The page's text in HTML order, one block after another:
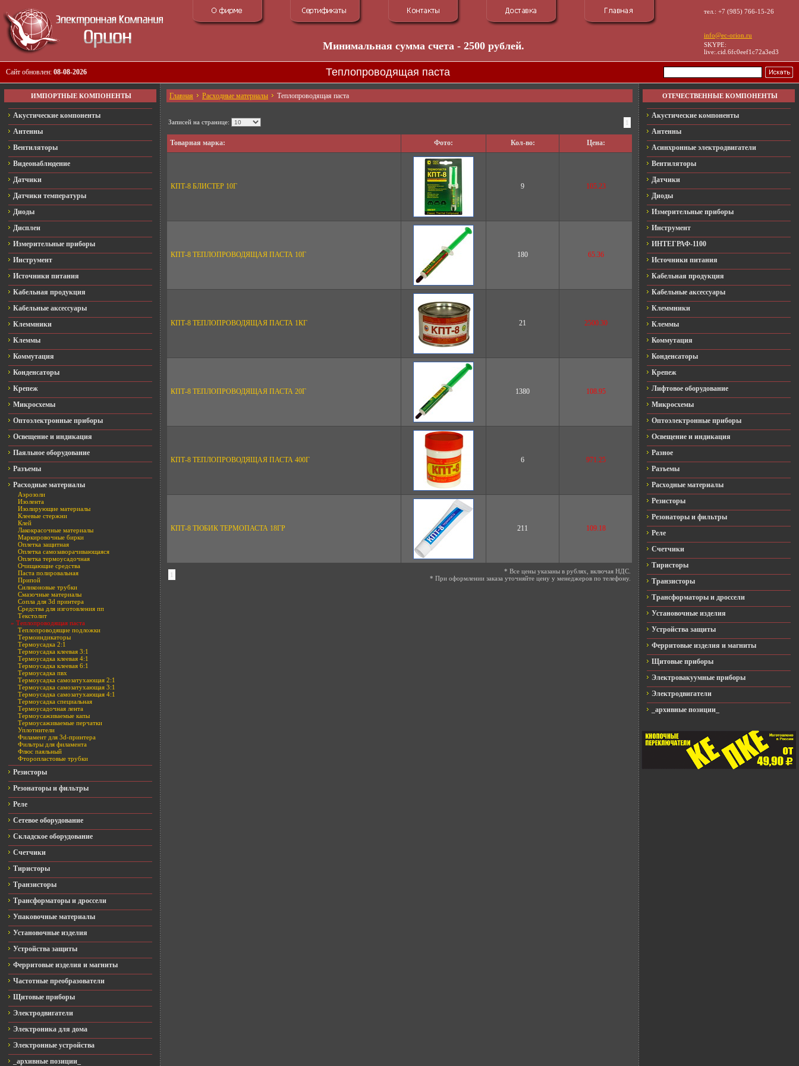
Минимальная сумма счета - 2500 рублей.
тел.: +7 (985) 766-15-26
info@ec-orion.ru
SKYPE:
live:.cid.6fc0eef1c72a3ed3
Сайт обновлен: 08-08-2026 Теплопроводящая паста
ИМПОРТНЫЕ КОМПОНЕНТЫ
Акустические компоненты
Антенны
Вентиляторы
Видеонаблюдение
Датчики
Датчики температуры
Диоды
Дисплеи
Измерительные приборы
Инструмент
Источники питания
Кабельная продукция
Кабельные аксессуары
Клеммники
Клеммы
Коммутация
Конденсаторы
Крепеж
Микросхемы
Оптоэлектронные приборы
Освещение и индикация
Паяльное оборудование
Разъемы
Расходные материалы
Аэрозоли
Изолента
Изолирующие материалы
Клеевые стержни
Клей
Лакокрасочные материалы
Маркировочные бирки
Оплетка защитная
Оплетка самозаворачивающаяся
Оплетка термоусадочная
Очищающие средства
Паста полировальная
Припой
Силиконовые трубки
Смазочные материалы
Сопла для 3d принтера
Средства для изготовления пп
Текстолит
» Теплопроводящая паста
Теплопроводящие подложки
Термоиндикаторы
Термоусадка 2:1
Термоусадка клеевая 3:1
Термоусадка клеевая 4:1
Термоусадка клеевая 6:1
Термоусадка пвх
Термоусадка самозатухающая 2:1
Термоусадка самозатухающая 3:1
Термоусадка самозатухающая 4:1
Термоусадка специальная
Термоусадочная лента
Термоусаживаемые капы
Термоусаживаемые перчатки
Уплотнители
Филамент для 3d-принтера
Фильтры для филамента
Флюс паяльный
Фторопластовые трубки
Резисторы
Резонаторы и фильтры
Реле
Сетевое оборудование
Складское оборудование
Счетчики
Тиристоры
Транзисторы
Трансформаторы и дроссели
Упаковочные материалы
Установочные изделия
Устройства защиты
Ферритовые изделия и магниты
Частотные преобразователи
Щитовые приборы
Электродвигатели
Электроника для дома
Электронные устройства
_архивные позиции_
Главная Расходные материалы Теплопроводящая паста
Записей на странице: 1
Товарная марка: Фото: Кол-во: Цена:
КПТ-8 БЛИСТЕР 10Г 9 105.23
КПТ-8 ТЕПЛОПРОВОДЯЩАЯ ПАСТА 10Г 180 65.36
КПТ-8 ТЕПЛОПРОВОДЯЩАЯ ПАСТА 1КГ 21 2500.30
КПТ-8 ТЕПЛОПРОВОДЯЩАЯ ПАСТА 20Г 1380 108.95
КПТ-8 ТЕПЛОПРОВОДЯЩАЯ ПАСТА 400Г 6 971.25
КПТ-8 ТЮБИК ТЕРМОПАСТА 18ГР 211 109.18
1
* Все цены указаны в рублях, включая НДС.
* При оформлении заказа уточняйте цену у менеджеров по телефону.
ОТЕЧЕСТВЕННЫЕ КОМПОНЕНТЫ
Акустические компоненты
Антенны
Асинхронные электродвигатели
Вентиляторы
Датчики
Диоды
Измерительные приборы
Инструмент
ИНТЕГРАФ-1100
Источники питания
Кабельная продукция
Кабельные аксессуары
Клеммники
Клеммы
Коммутация
Конденсаторы
Крепеж
Лифтовое оборудование
Микросхемы
Оптоэлектронные приборы
Освещение и индикация
Разное
Разъемы
Расходные материалы
Резисторы
Резонаторы и фильтры
Реле
Счетчики
Тиристоры
Транзисторы
Трансформаторы и дроссели
Установочные изделия
Устройства защиты
Ферритовые изделия и магниты
Щитовые приборы
Электровакуумные приборы
Электродвигатели
_архивные позиции_